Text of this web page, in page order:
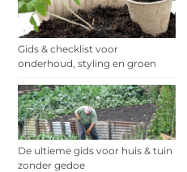
Gids & checklist voor
onderhoud, styling en groen
De ultieme gids voor huis & tuin
zonder gedoe